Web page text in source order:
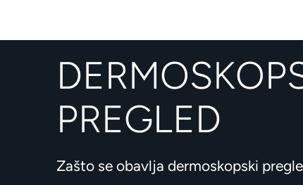
PREGLED
Zašto se obavlja dermoskopski